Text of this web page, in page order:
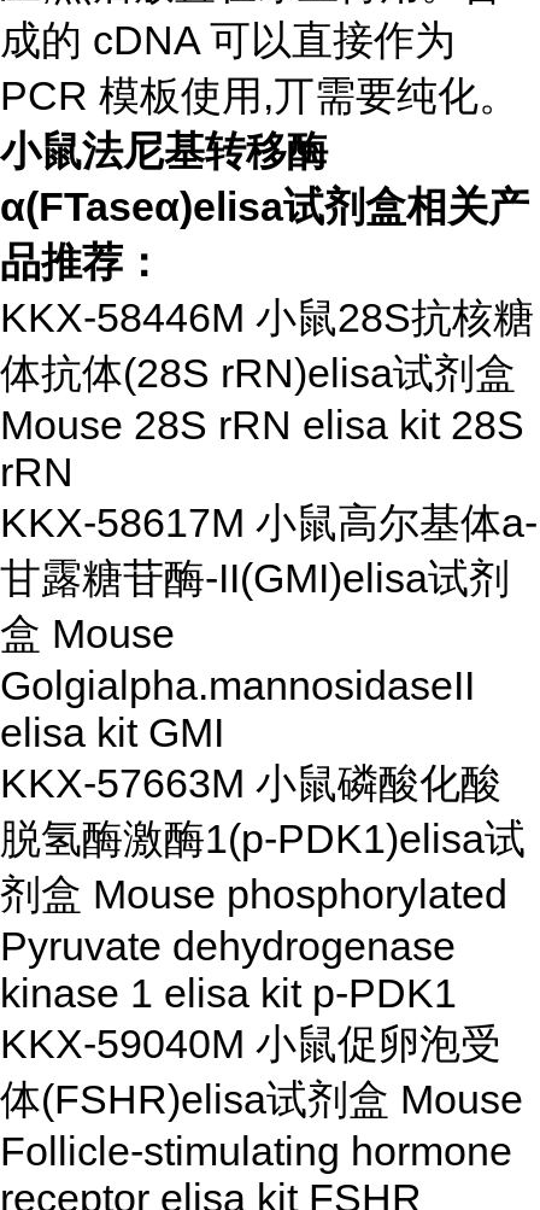
成的 cDNA 可以直接作为
PCR 模板使用,丌需要纯化。
小鼠法尼基转移酶
α(FTaseα)elisa试剂盒相关产
品推荐：
KKX-58446M 小鼠28S抗核糖
体抗体(28S rRN)elisa试剂盒
Mouse 28S rRN elisa kit 28S
rRN
KKX-58617M 小鼠高尔基体a-
甘露糖苷酶-II(GMI)elisa试剂
盒 Mouse
Golgialpha.mannosidaseII
elisa kit GMI
KKX-57663M 小鼠磷酸化酸
脱氢酶激酶1(p-PDK1)elisa试
剂盒 Mouse phosphorylated
Pyruvate dehydrogenase
kinase 1 elisa kit p-PDK1
KKX-59040M 小鼠促卵泡受
体(FSHR)elisa试剂盒 Mouse
Follicle-stimulating hormone
receptor elisa kit FSHR